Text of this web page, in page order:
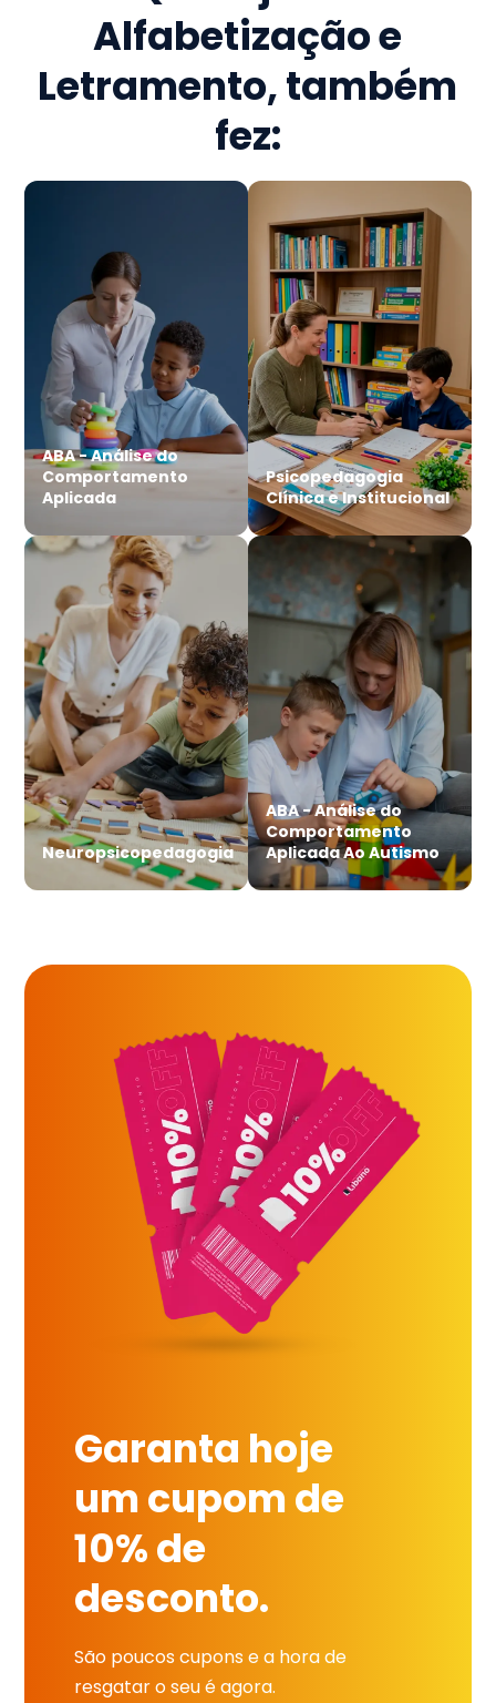
Alfabetização e
Letramento, também
fez:
ABA - Análise do
Comportamento
Aplicada
Psicopedagogia
Clínica e Institucional
Neuropsicopedagogia
ABA - Análise do
Comportamento
Aplicada Ao Autismo
Garanta hoje
um cupom de
10% de
desconto.
São poucos cupons e a hora de
resgatar o seu é agora.